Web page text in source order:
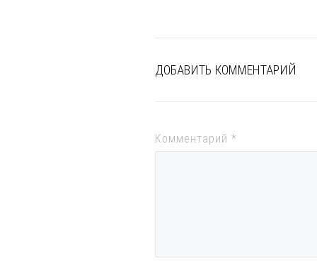
ДОБАВИТЬ КОММЕНТАРИЙ
Комментарий *